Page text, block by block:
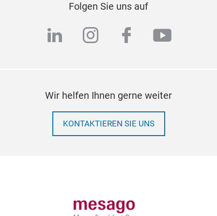
Folgen Sie uns auf
linkedininstagram
facebook
Wir helfen Ihnen gerne weiter
KONTAKTIEREN SIE UNS